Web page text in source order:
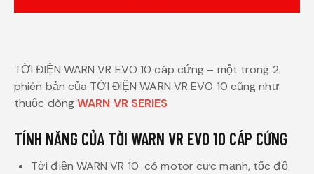
TỜI ĐIỆN WARN VR EVO 10 cáp cứng – một trong 2
phiên bản của TỜI ĐIỆN WARN VR EVO 10 cũng như
thuộc dòngWARN VR SERIES
TÍNH NĂNG CỦA TỜI WARN VR EVO 10 CÁP CỨNG
Tời điện WARN VR 10 có motor cực mạnh, tốc độ